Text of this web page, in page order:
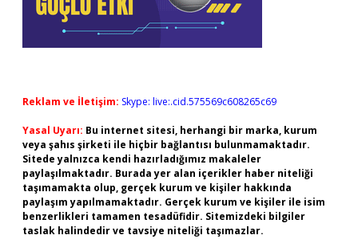
Reklam ve İletişim: Skype: live:.cid.575569c608265c69
Yasal Uyarı: Bu internet sitesi, herhangi bir marka, kurum
veya şahıs şirketi ile hiçbir bağlantısı bulunmamaktadır.
Sitede yalnızca kendi hazırladığımız makaleler
paylaşılmaktadır. Burada yer alan içerikler haber niteliği
taşımamakta olup, gerçek kurum ve kişiler hakkında
paylaşım yapılmamaktadır. Gerçek kurum ve kişiler ile isim
benzerlikleri tamamen tesadüfidir. Sitemizdeki bilgiler
taslak halindedir ve tavsiye niteliği taşımazlar.